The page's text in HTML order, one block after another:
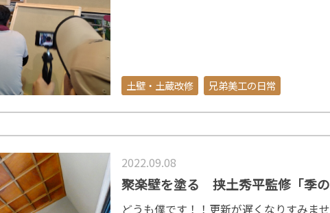
土壁・土蔵改修 兄弟美工の日常
2022.09.08
聚楽壁を塗る 挟土秀平監修「季の
どうも僕です！！更新が遅くなりすみま